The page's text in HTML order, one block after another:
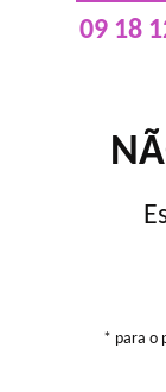
09 18
* para o